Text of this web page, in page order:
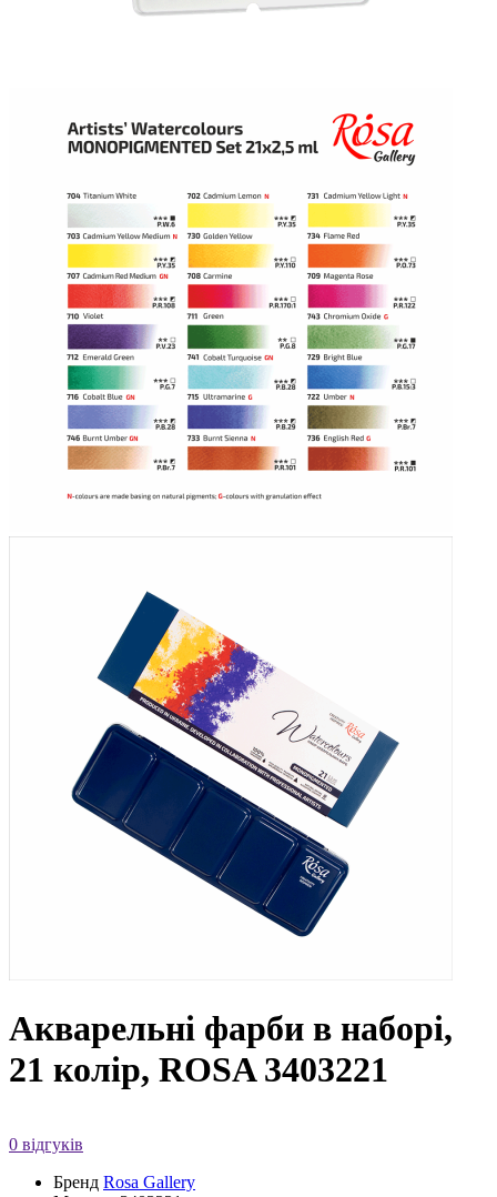
Акварельні фарби в наборі,
21 колір, ROSA 3403221
0 відгуків
Бренд Rosa Gallery